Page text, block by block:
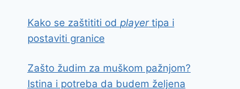
Kako se zaštititi od playertipa i
postaviti granice
Zašto žudim za muškom pažnjom?
Istina i potreba da budem željena